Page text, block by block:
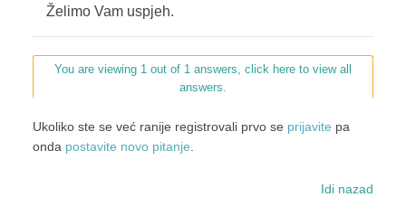
Želimo Vam uspjeh.
You are viewing 1 out of 1 answers, click here to view all
answers.
Ukoliko ste se već ranije registrovali prvo se prijavite pa
onda postavite novo pitanje.
Idi nazad